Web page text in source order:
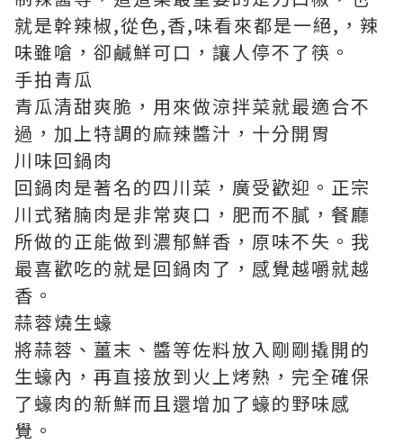
就是幹辣椒,從色,香,味看來都是一絕,，辣
味雖嗆，卻鹹鮮可口，讓人停不了筷。
手拍青瓜
青瓜清甜爽脆，用來做涼拌菜就最適合不
過，加上特調的麻辣醬汁，十分開胃
川味回鍋肉
回鍋肉是著名的四川菜，廣受歡迎。正宗
川式豬腩肉是非常爽口，肥而不膩，餐廳
所做的正能做到濃郁鮮香，原味不失。我
最喜歡吃的就是回鍋肉了，感覺越嚼就越
香。
蒜蓉燒生蠔
將蒜蓉、薑末、醬等佐料放入剛剛撬開的
生蠔內，再直接放到火上烤熟，完全確保
了蠔肉的新鮮而且還增加了蠔的野味感
覺。